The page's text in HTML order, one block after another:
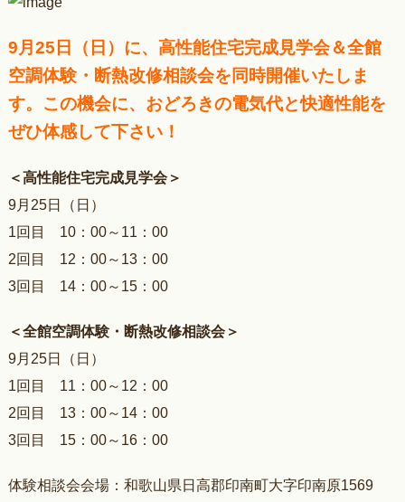
9月25日（日）に、高性能住宅完成見学会＆全館
空調体験・断熱改修相談会を同時開催いたしま
す。 この機会に、おどろきの電気代と快適性能を
ぜひ体感して下さい！
＜高性能住宅完成見学会＞
9月25日（日）
1回目 10：00～11：00
2回目 12：00～13：00
3回目 14：00～15：00
＜全館空調体験・断熱改修相談会＞
9月25日（日）
1回目 11：00～12：00
2回目 13：00～14：00
3回目 15：00～16：00
体験相談会会場：和歌山県日高郡印南町大字印南原1569